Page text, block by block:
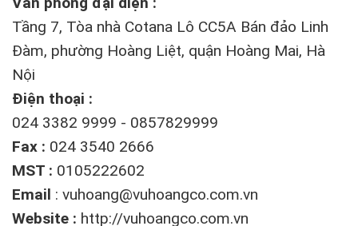
Tầng 7, Tòa nhà Cotana Lô CC5A Bán đảo Linh
Đàm, phường Hoàng Liệt, quận Hoàng Mai, Hà
Nội
Điện thoại :
024 3382 9999 - 0857829999
Fax : 024 3540 2666
MST : 0105222602
Email : vuhoang@vuhoangco.com.vn
Website : http://vuhoangco.com.vn